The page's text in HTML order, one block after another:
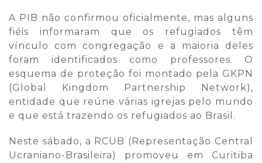
A PIB não confirmou oficialmente, mas alguns
fiéis informaram que os refugiados têm
vínculo com congregação e a maioria deles
foram identificados como professores. O
esquema de proteção foi montado pela GKPN
(Global Kingdom Partnership Network),
entidade que reúne várias igrejas pelo mundo
e que está trazendo os refugiados ao Brasil.
Neste sábado, a RCUB (Representação Central
Ucraniano-Brasileira) promoveu em Curitiba